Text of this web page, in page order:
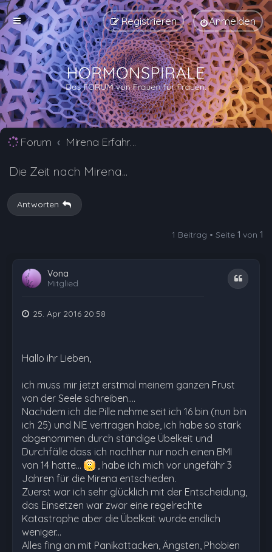
Anmelden
Registrieren
Forum Mirena Erfahrungsberichte und Nebenwirkungen
Die Zeit nach Mirena...
Antworten
1 Beitrag • Seite 1 von 1
Vona
Mitglied
Zitat
25. Apr 2016 20:58
Hallo ihr Lieben,
ich muss mir jetzt erstmal meinem ganzen Frust
von der Seele schreiben....
Nachdem ich die Pille nehme seit ich 16 bin (nun bin
ich 25) und NIE vertragen habe, ich habe so stark
abgenommen durch ständige Übelkeit und
Durchfälle dass ich nachher nur noch einen BMI
von 14 hatte...
, habe ich mich vor ungefähr 3
Jahren für die Mirena entschieden.
Zuerst war ich sehr glücklich mit der Entscheidung,
das Einsetzen war zwar eine regelrechte
Katastrophe aber die Übelkeit wurde endlich
weniger...
Alles fing an mit Panikattacken, Ängsten, Phobien